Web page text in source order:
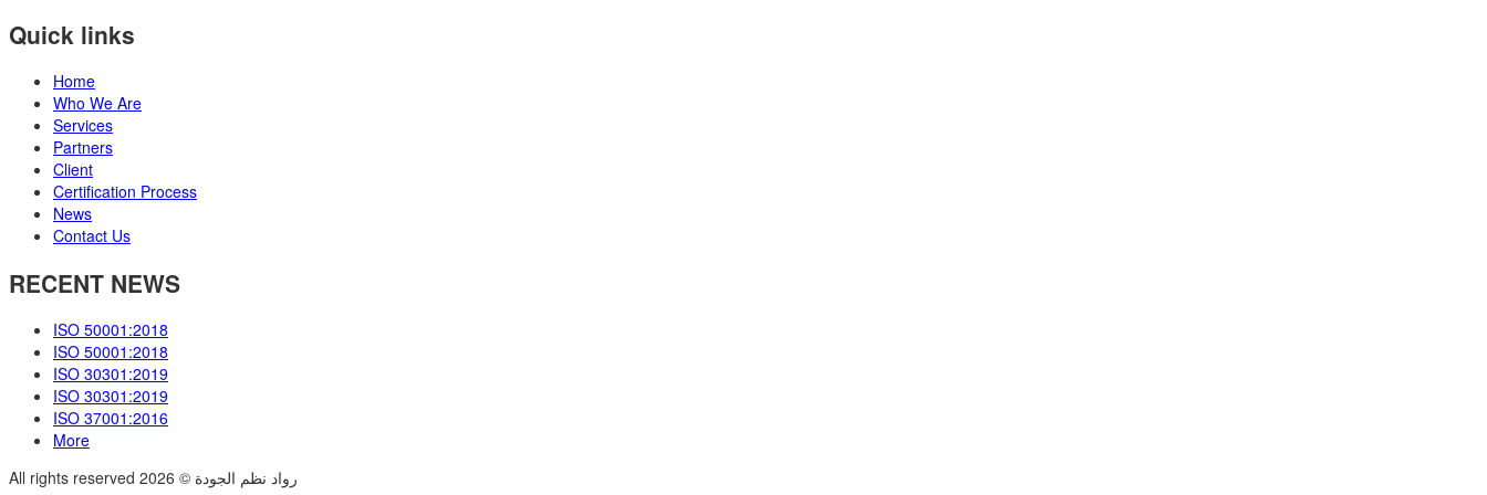
Quick links
Home
Who We Are
Services
Partners
Client
Certification Process
News
Contact Us
RECENT NEWS
ISO 50001:2018
ISO 50001:2018
ISO 30301:2019
ISO 30301:2019
ISO 37001:2016
More
All rights reserved رواد نظم الجودة © 2026